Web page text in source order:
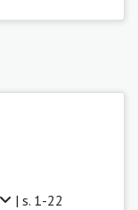
| s. 1-22